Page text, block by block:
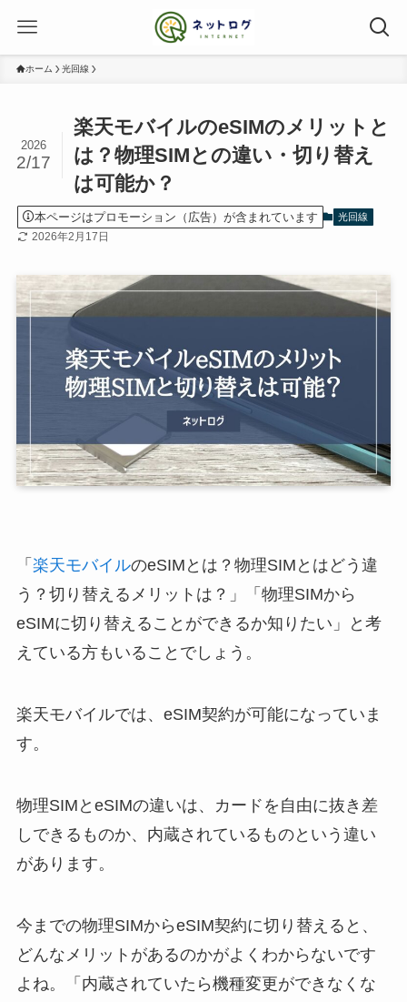
ホーム 光回線
楽天モバイルのeSIMのメリットと
は？物理SIMとの違い・切り替え
は可能か？
2026
2/17
本ページはプロモーション（広告）が含まれています 光回線
2026年2月17日
「 楽天モバイルのeSIMとは？物理SIMとはどう違
う？切り替えるメリットは？」「物理SIMから
eSIMに切り替えることができるか知りたい」と考
えている方もいることでしょう。
楽天モバイルでは、eSIM契約が可能になっていま
す。
物理SIMとeSIMの違いは、カードを自由に抜き差
しできるものか、内蔵されているものという違い
があります。
今までの物理SIMからeSIM契約に切り替えると、
どんなメリットがあるのかがよくわからないです
よね。「内蔵されていたら機種変更ができなくな